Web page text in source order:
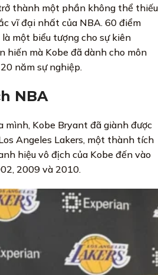
thành một phần không thể thiếu
vĩ đại nhất của NBA. 60 điểm
một biểu tượng cho sự kiên
hiến mà Kobe đã dành cho môn
năm sự nghiệp.
NBA
mình, Kobe Bryant đã giành được
Angeles Lakers, một thành tích
hiệu vô địch của Kobe đến vào
2009 và 2010.